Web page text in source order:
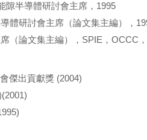
隙半導體研討會主席，1995
體研討會主席（論文集主編），
（論文集主編），SPIE，OCCC
傑出貢獻獎 (2004)